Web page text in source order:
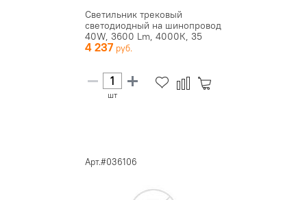
Светильник трековый
светодиодный на шинопровод
40W, 3600 Lm, 4000К, 35
град...
4 237
шт
Арт.#036106